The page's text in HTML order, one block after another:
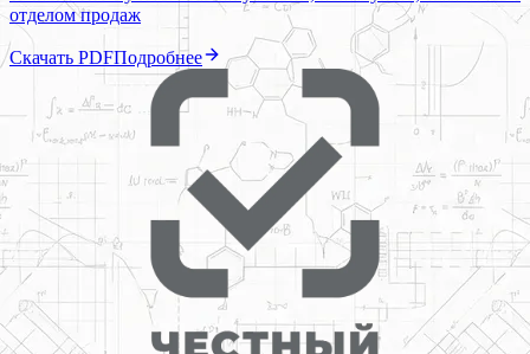
отделом продаж
Скачать PDFПодробнее